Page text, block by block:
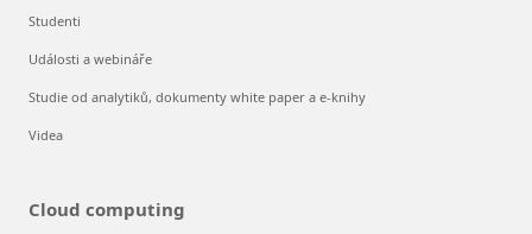
Studenti
Události a webináře
Studie od analytiků, dokumenty white paper a e-knihy
Videa
Cloud computing